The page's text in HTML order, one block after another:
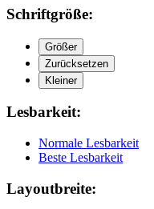
Schriftgröße:
Größer
Zurücksetzen
Kleiner
Lesbarkeit:
Normale Lesbarkeit
Beste Lesbarkeit
Layoutbreite: